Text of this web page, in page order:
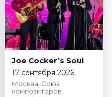
Joe Cocker’s Soul
17 сентября 2026
Москва, Союз
композиторов